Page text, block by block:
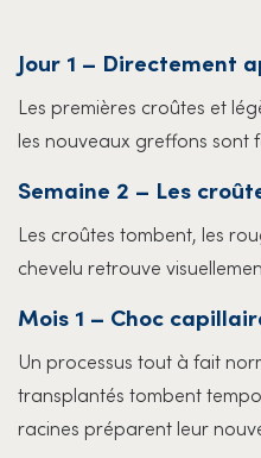
Jour 1 – Directement
Les premières croûtes et
les nouveaux greffons sont
Semaine 2 – Les
Les croûtes tombent, les
chevelu retrouve
Mois 1 – Choc
Un processus tout à fait
transplantés tombent
racines préparent leur